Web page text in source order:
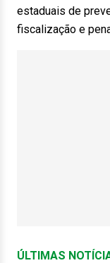
estaduais de
fiscalização e